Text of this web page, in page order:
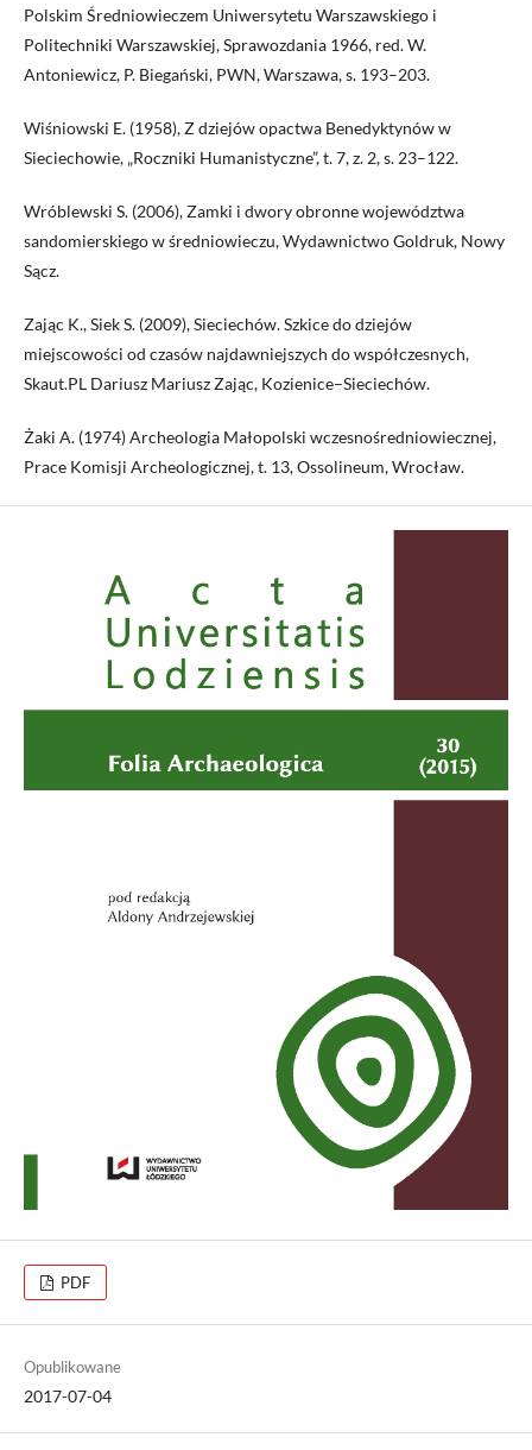
Polskim Średniowieczem Uniwersytetu Warszawskiego i
Politechniki Warszawskiej, Sprawozdania 1966, red. W.
Antoniewicz, P. Biegański, PWN, Warszawa, s. 193–203.
Wiśniowski E. (1958), Z dziejów opactwa Benedyktynów w
Sieciechowie, „Roczniki Humanistyczne”, t. 7, z. 2, s. 23–122.
Wróblewski S. (2006), Zamki i dwory obronne województwa
sandomierskiego w średniowieczu, Wydawnictwo Goldruk, Nowy
Sącz.
Zając K., Siek S. (2009), Sieciechów. Szkice do dziejów
miejscowości od czasów najdawniejszych do współczesnych,
Skaut.PL Dariusz Mariusz Zając, Kozienice–Sieciechów.
Żaki A. (1974) Archeologia Małopolski wczesnośredniowiecznej,
Prace Komisji Archeologicznej, t. 13, Ossolineum, Wrocław.
PDF
Opublikowane
2017-07-04